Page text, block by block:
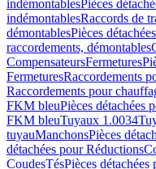
indémontablesPièces
indémontablesRaccords de
démontablesPièces
raccordements, démontables
CompensateursFermetures
FermeturesRaccordements
Raccordements pour
FKM bleuPièces détachées
FKM bleuTuyaux 1.0034
tuyauManchonsPièces
détachées pour Réductions
CoudesTésPièces détachées